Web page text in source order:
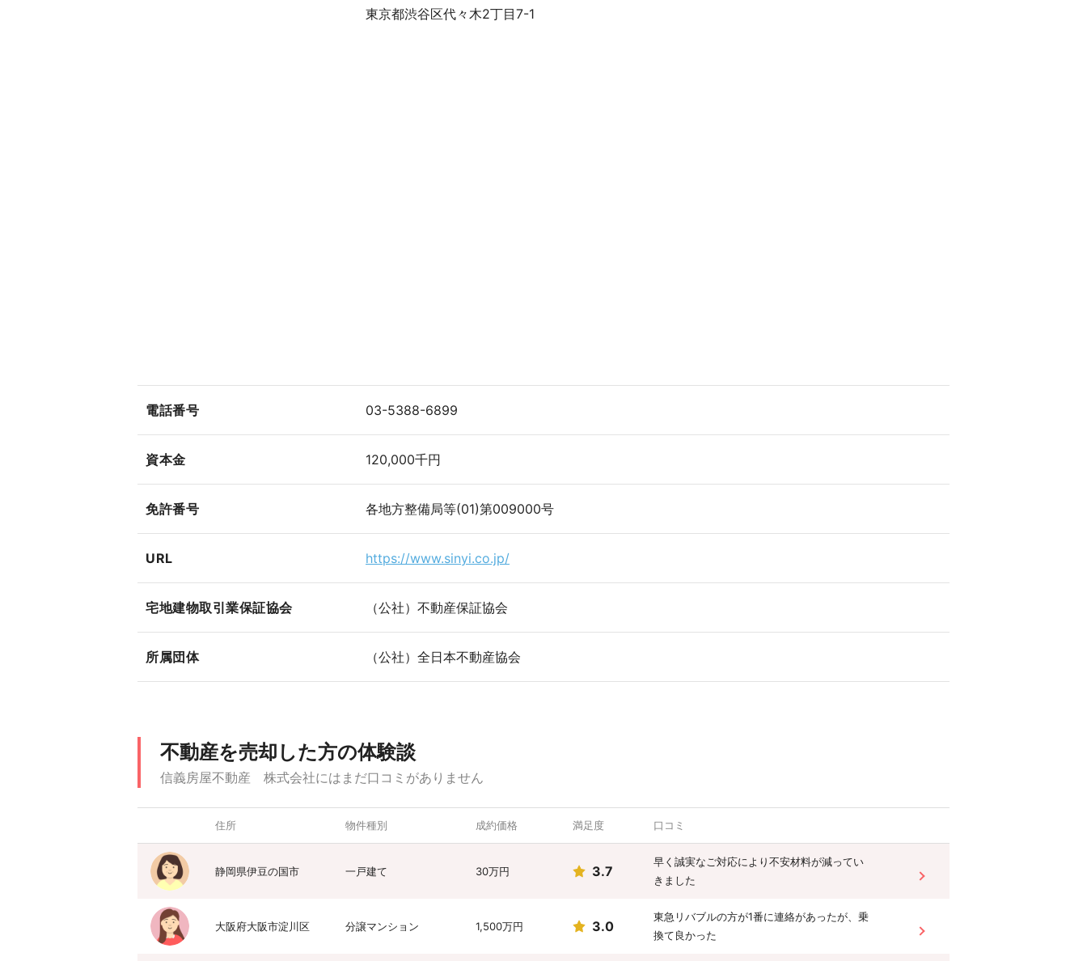
東京都渋谷区代々木2丁目7-1
電話番号 03-5388-6899
資本金 120,000千円
免許番号 各地方整備局等(01)第009000号
URL https://www.sinyi.co.jp/
宅地建物取引業保証協会 （公社）不動産保証協会
所属団体 （公社）全日本不動産協会
不動産を売却した方の体験談
信義房屋不動産 株式会社にはまだ口コミがありません
住所 物件種別 成約価格 満足度 口コミ
静岡県伊豆の国市 一戸建て 30万円 3.7
早く誠実なご対応により不安材料が減ってい
きました
大阪府大阪市淀川区 分譲マンション 1,500万円 3.0
東急リバブルの方が1番に連絡があったが、乗
換て良かった